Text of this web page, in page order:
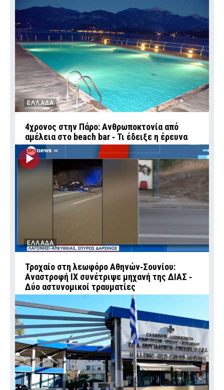
ΕΛΛΑΔΑ
4χρονος στην Πάρο: Ανθρωποκτονία από
αμέλεια στο beach bar ‑ Τι έδειξε η έρευνα
ΕΛΛΑΔΑ
Τροχαίο στη λεωφόρο Αθηνών‑Σουνίου:
Αναστροφή ΙΧ συνέτριψε μηχανή της ΔΙΑΣ ‑
Δύο αστυνομικοί τραυματίες